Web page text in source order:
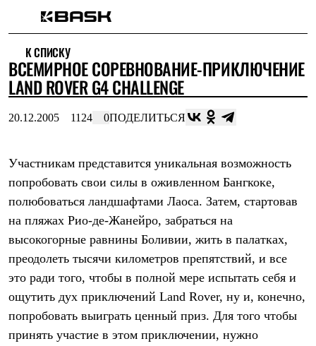
Интернет-магазин
Мужская одежда
Утепленная пухом
Куртки
Жилеты
Куртки
Штормовая одежда
Куртки
Софтшелл одежда
Куртки
Брюки
Флисовая одежда
Куртки
Брюки
Термобелье
Теплое термобелье
К СПИСКУ
ВСЕМИРНОЕ СОРЕВНОВАНИЕ-ПРИКЛЮЧЕНИЕ
LAND ROVER G4 CHALLENGE
20.12.2005 1124 0ПОДЕЛИТЬСЯ
Участникам представится уникальная возможность
попробовать свои силы в оживленном Бангкоке,
полюбоваться ландшафтами Лаоса. Затем, стартовав
на пляжах Рио-де-Жанейро, забраться на
высокогорные равнины Боливии, жить в палатках,
преодолеть тысячи километров препятствий, и все
это ради того, чтобы в полной мере испытать себя и
ощутить дух приключений Land Rover, ну и, конечно,
попробовать выиграть ценный приз. Для того чтобы
принять участие в этом приключении, нужно